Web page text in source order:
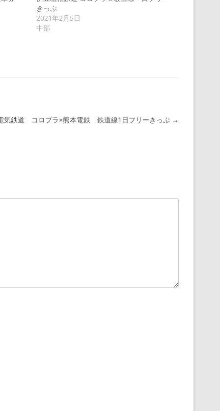
きっぷ
2021年2月5日
中部
気鉄道 コロプラ×熊本電鉄 鉄道線1日フリーきっぷ →